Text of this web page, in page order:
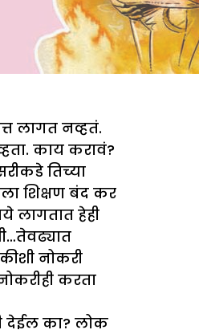
लागत नव्हतं.
काय करावं?
तिच्या
शिक्षण बंद कर
लागतात हेही
नोकरी
करता
देईल का? लोक